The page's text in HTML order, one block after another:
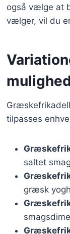
også vælge at
vælger, vil du
tilpasses
saltet
græsk